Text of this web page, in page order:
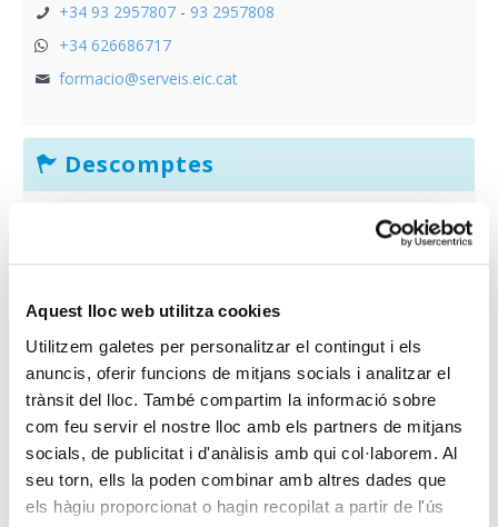
Aquest lloc web utilitza cookies
Utilitzem galetes per personalitzar el contingut i els
anuncis, oferir funcions de mitjans socials i analitzar el
trànsit del lloc. També compartim la informació sobre
com feu servir el nostre lloc amb els partners de mitjans
socials, de publicitat i d'anàlisis amb qui col·laborem. Al
seu torn, ells la poden combinar amb altres dades que
els hàgiu proporcionat o hagin recopilat a partir de l'ús
+34 93 2957807 - 93 2957808
+34 626686717
formacio@serveis.eic.cat
Descomptes
Si estàs a l’atur ets estudiant o tens fins a 34 anys, pots
gaudir d’una sèrie d’avantatges addicionals. Vàlid només per
a persones associades o col·legiades.
Fundación Estatal para la
Formación en el Empleo
Gestionem els tràmits per tal que puguis gaudir de la
bonificació corresponent per formació.